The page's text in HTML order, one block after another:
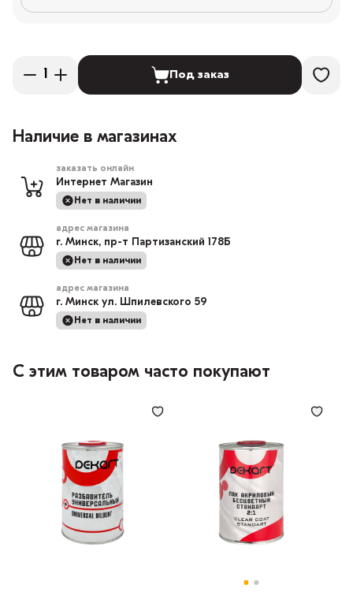
Под заказ
Наличие в магазинах
заказать онлайн
Интернет Магазин
Нет в наличии
адрес магазина
г. Минск, пр-т Партизанский 178Б
Нет в наличии
адрес магазина
г. Минск ул. Шпилевского 59
Нет в наличии
С этим товаром часто покупают